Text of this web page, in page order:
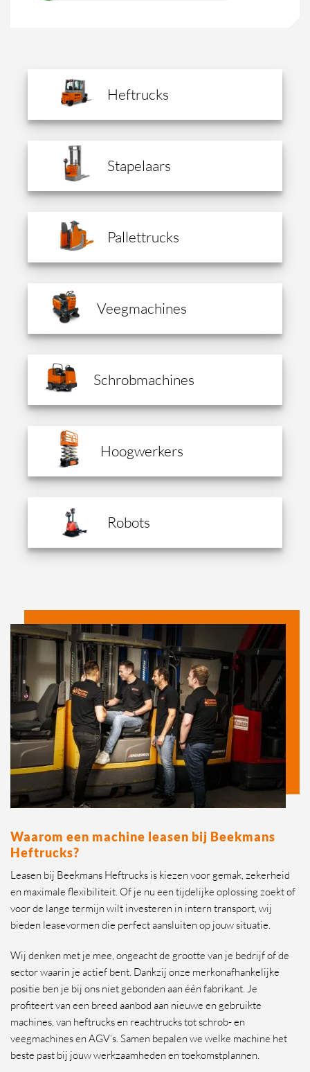
Heftrucks
Stapelaars
Pallettrucks
Veegmachines
Schrobmachines
Hoogwerkers
Robots
Waarom een machine leasen bij Beekmans
Heftrucks?
Leasen bij Beekmans Heftrucks is kiezen voor gemak, zekerheid
en maximale flexibiliteit. Of je nu een tijdelijke oplossing zoekt of
voor de lange termijn wilt investeren in intern transport, wij
bieden leasevormen die perfect aansluiten op jouw situatie.
Wij denken met je mee, ongeacht de grootte van je bedrijf of de
sector waarin je actief bent. Dankzij onze merkonafhankelijke
positie ben je bij ons niet gebonden aan één fabrikant. Je
profiteert van een breed aanbod aan nieuwe en gebruikte
machines, van heftrucks en reachtrucks tot schrob- en
veegmachines en AGV’s. Samen bepalen we welke machine het
beste past bij jouw werkzaamheden en toekomstplannen.